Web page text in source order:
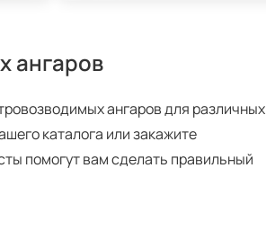
ангаров
ангаров для различных
каталога или закажите
помогут вам сделать правильный